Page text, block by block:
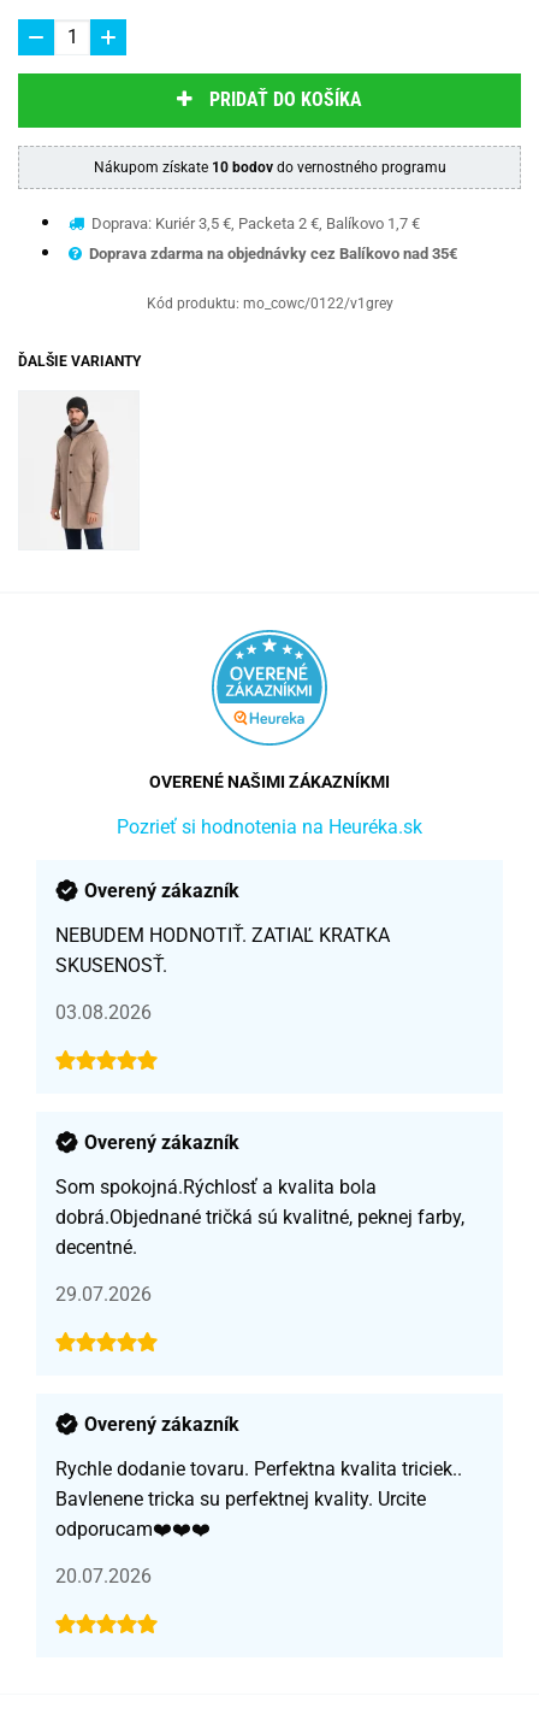
PRIDAŤ DO KOŠÍKA
Nákupom získate 10 bodovdo vernostného programu
Doprava: Kuriér 3,5 €, Packeta 2 €, Balíkovo 1,7 €
Doprava zdarma na objednávky cez Balíkovo nad 35€
Kód produktu: mo_cowc/0122/v1grey
ĎALŠIE VARIANTY
OVERENÉ NAŠIMI ZÁKAZNÍKMI
Pozrieť si hodnotenia na Heuréka.sk
Overený zákazník
NEBUDEM HODNOTIŤ. ZATIAĽ KRATKA
SKUSENOSŤ.
03.08.2026
Overený zákazník
Som spokojná.Rýchlosť a kvalita bola
dobrá.Objednané tričká sú kvalitné, peknej farby,
decentné.
29.07.2026
Overený zákazník
Rychle dodanie tovaru. Perfektna kvalita triciek..
Bavlenene tricka su perfektnej kvality. Urcite
odporucam❤️❤️❤️
20.07.2026